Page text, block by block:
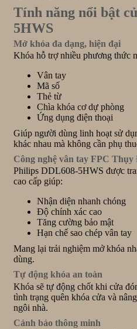
Tính năng nổi bật
5HWS
Mở khóa đa dạng, hiện đại
Khóa hỗ trợ nhiều phương thức
Vân tay
Mã số
Thẻ từ
Chìa khóa cơ dự phòng
Ứng dụng điện thoại
Giúp người dùng linh hoạt sử
khác nhau mà không cần phụ
Công nghệ vân tay FPC Thụy
Philips DDL608-5HWS được
cao cấp giúp:
Nhận diện nhanh chóng
Độ chính xác cao
Tăng cường bảo mật
Hạn chế sao chép vân tay
Mang lại trải nghiệm mở khóa
dùng.
Tự động khóa an toàn
Khóa sẽ tự động chốt khi cửa
tình trạng quên khóa cửa và
ngôi nhà.
Cảnh báo thông minh